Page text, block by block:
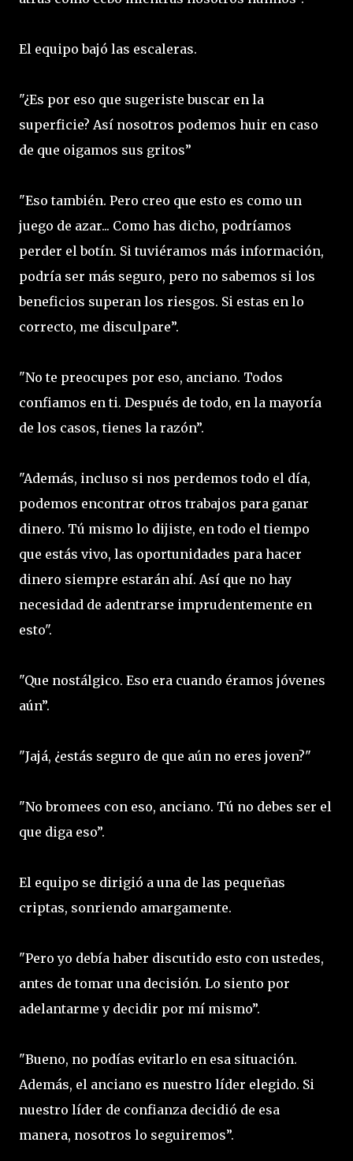
El equipo bajó las escaleras.
"¿Es por eso que sugeriste buscar en la
superficie? Así nosotros podemos huir en caso
de que oigamos sus gritos”
"Eso también. Pero creo que esto es como un
juego de azar... Como has dicho, podríamos
perder el botín. Si tuviéramos más información,
podría ser más seguro, pero no sabemos si los
beneficios superan los riesgos. Si estas en lo
correcto, me disculpare”.
"No te preocupes por eso, anciano. Todos
confiamos en ti. Después de todo, en la mayoría
de los casos, tienes la razón”.
"Además, incluso si nos perdemos todo el día,
podemos encontrar otros trabajos para ganar
dinero. Tú mismo lo dijiste, en todo el tiempo
que estás vivo, las oportunidades para hacer
dinero siempre estarán ahí. Así que no hay
necesidad de adentrarse imprudentemente en
esto".
"Que nostálgico. Eso era cuando éramos jóvenes
aún”.
"Jajá, ¿estás seguro de que aún no eres joven?"
"No bromees con eso, anciano. Tú no debes ser el
que diga eso”.
El equipo se dirigió a una de las pequeñas
criptas, sonriendo amargamente.
"Pero yo debía haber discutido esto con ustedes,
antes de tomar una decisión. Lo siento por
adelantarme y decidir por mí mismo”.
"Bueno, no podías evitarlo en esa situación.
Además, el anciano es nuestro líder elegido. Si
nuestro líder de confianza decidió de esa
manera, nosotros lo seguiremos”.